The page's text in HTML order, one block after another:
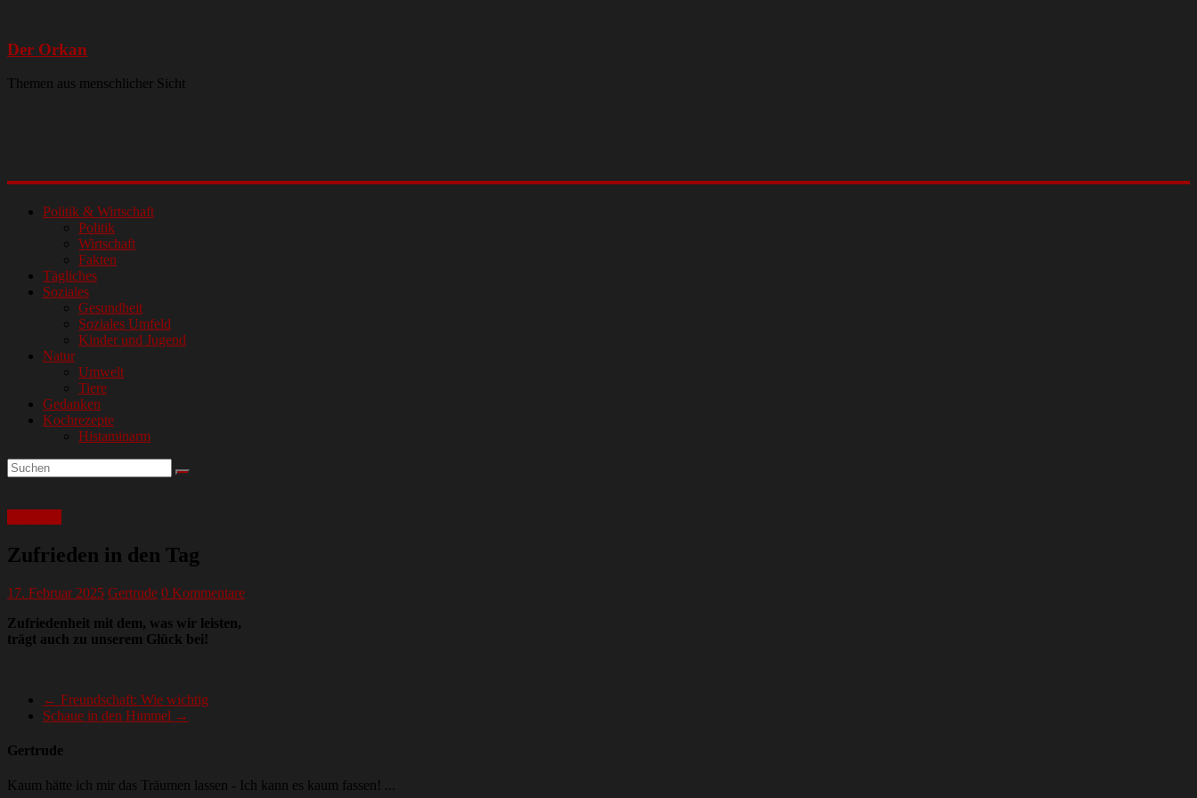
Der Orkan
Themen aus menschlicher Sicht
Politik & Wirtschaft
Politik
Wirtschaft
Fakten
Tägliches
Soziales
Gesundheit
Soziales Umfeld
Kinder und Jugend
Natur
Umwelt
Tiere
Gedanken
Kochrezepte
Histaminarm
Zufrieden in den Tag
17. Februar 2025 Gertrude 0 Kommentare
Zufriedenheit mit dem, was wir leisten,
trägt auch zu unserem Glück bei!
← Freundschaft: Wie wichtig
Schaue in den Himmel →
Gertrude
Kaum hätte ich mir das Träumen lassen - Ich kann es kaum fassen! ...